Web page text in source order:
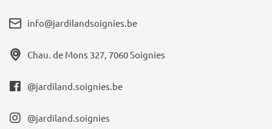
info@jardilandsoignies.be
Chau. de Mons 327, 7060 Soignies
@jardiland.soignies.be
@jardiland.soignies